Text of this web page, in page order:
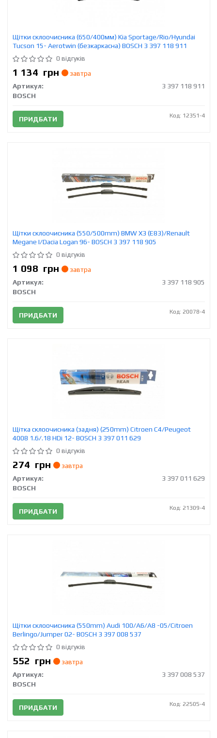
Щітки склоочисника (650/400мм) Kia Sportage/Rio/Hyundai
Tucson 15- Aerotwin (безкаркасна) BOSCH 3 397 118 911
0 відгуків
1 134 грн
завтра
Артикул:
3 397 118 911
BOSCH
ПРИДБАТИ Код: 12351-4
Щітки склоочисника (550/500mm) BMW X3 (E83)/Renault
Megane I/Dacia Logan 96- BOSCH 3 397 118 905
0 відгуків
1 098 грн
завтра
Артикул:
3 397 118 905
BOSCH
ПРИДБАТИ Код: 20078-4
Щітка склоочисника (задня) (250mm) Citroen C4/Peugeot
4008 1.6/.18 HDi 12- BOSCH 3 397 011 629
0 відгуків
274 грн
завтра
Артикул:
3 397 011 629
BOSCH
ПРИДБАТИ Код: 21309-4
Щітки склоочисника (550mm) Audi 100/A6/A8 -05/Citroen
Berlingo/Jumper 02- BOSCH 3 397 008 537
0 відгуків
552 грн
завтра
Артикул:
3 397 008 537
BOSCH
ПРИДБАТИ Код: 22505-4